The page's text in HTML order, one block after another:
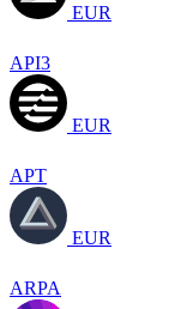
EUR
API3
EUR
APT
EUR
ARPA